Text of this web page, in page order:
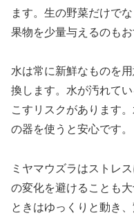
ます。生の野菜だけで
果物を少量与えるのもお
水は常に新鮮なものを
換します。水が汚れて
こすリスクがあります
の器を使うと安心です。
ミヤマウズラはストレ
の変化を避けることも
ときはゆっくりと動き